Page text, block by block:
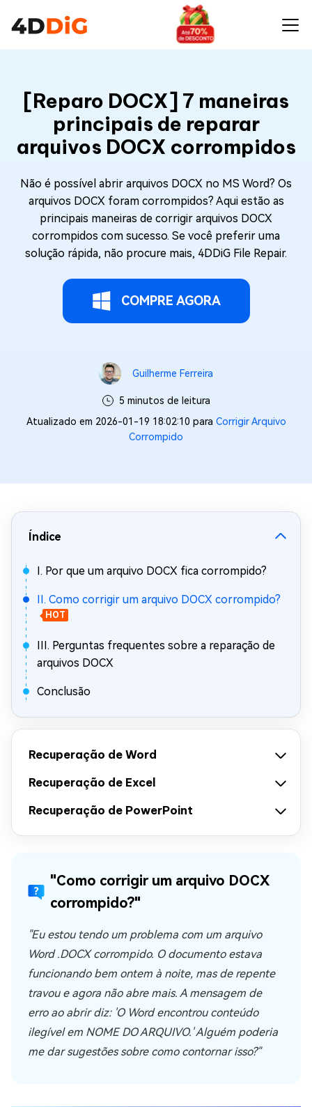
[Reparo DOCX] 7 maneiras
principais de reparar
arquivos DOCX corrompidos
Não é possível abrir arquivos DOCX no MS Word? Os
arquivos DOCX foram corrompidos? Aqui estão as
principais maneiras de corrigir arquivos DOCX
corrompidos com sucesso. Se você preferir uma
solução rápida, não procure mais, 4DDiG File Repair.
COMPRE AGORA
Guilherme Ferreira
5 minutos de leitura
Atualizado em 2026-01-19 18:02:10 para Corrigir Arquivo
Corrompido
Índice
I. Por que um arquivo DOCX fica corrompido?
II. Como corrigir um arquivo DOCX corrompido?
HOT
III. Perguntas frequentes sobre a reparação de
arquivos DOCX
Conclusão
Recuperação de Word
Recuperação de Excel
Recuperação de PowerPoint
"Como corrigir um arquivo DOCX
corrompido?"
"Eu estou tendo um problema com um arquivo
Word .DOCX corrompido. O documento estava
funcionando bem ontem à noite, mas de repente
travou e agora não abre mais. A mensagem de
erro ao abrir diz: 'O Word encontrou conteúdo
ilegível em NOME DO ARQUIVO.' Alguém poderia
me dar sugestões sobre como contornar isso?"